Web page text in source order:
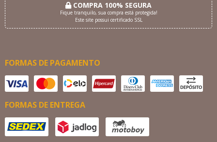
COMPRA 100% SEGURA
Fique tranquilo, sua compra está protegida!
Este site possui certificado SSL
FORMAS DE PAGAMENTO
FORMAS DE ENTREGA